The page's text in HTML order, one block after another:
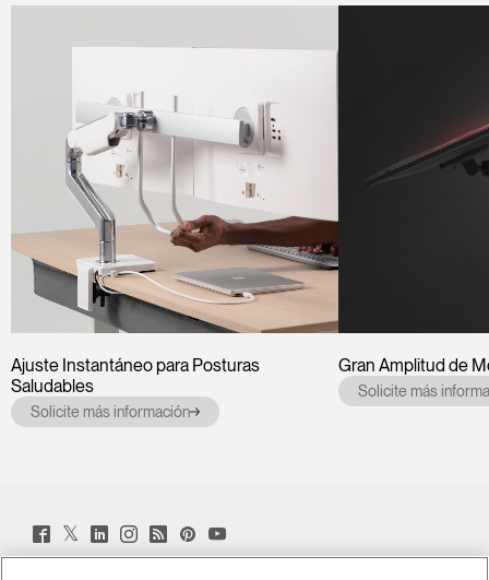
Ajuste Instantáneo para Posturas
Saludables
Solicite más información
Gran Amplitud de
Solicite más
Facebook
(opens
new
Twitter
(opens
new
LinkedIn
(opens
new
Instagram
(opens
new
Humanscale
Blog
(opens
Pinterst
new
YouTube
new